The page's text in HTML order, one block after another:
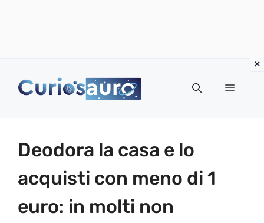
Menu
Deodora la casa e lo
acquisti con meno di 1
euro: in molti non